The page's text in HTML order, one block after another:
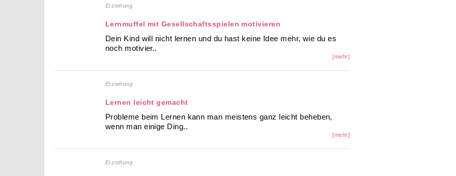
Erziehung
Lernmuffel mit Gesellschaftsspielen motivieren
Dein Kind will nicht lernen und du hast keine Idee mehr, wie du es
noch motivier..
[mehr]
Erziehung
Lernen leicht gemacht
Probleme beim Lernen kann man meistens ganz leicht beheben,
wenn man einige Ding..
[mehr]
Erziehung